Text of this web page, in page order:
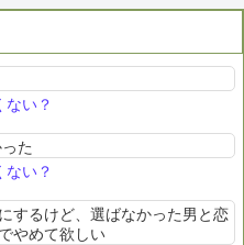
ない？
た
ない？
するけど、選ばなかった男と恋
やめて欲しい